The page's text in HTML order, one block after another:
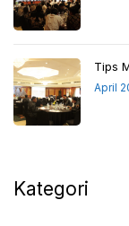
Tips
April
Kategori